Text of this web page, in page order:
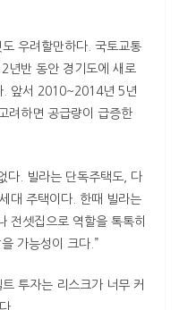
우려할만하다. 국토교통
년반 동안 경기도에 새로
. 앞서 2010~2014년 5년
려하면 공급량이 급증한
다. 빌라는 단독주택도, 다
대 주택이다. 한때 빌라는
전셋집으로 역할을 톡톡히
가능성이 크다.”
투자는 리스크가 너무 커
.